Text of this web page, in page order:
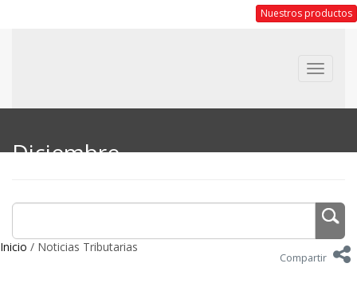
Nuestros productos
Toggle
Diciembre
Inicio / Noticias Tributarias
Compartir